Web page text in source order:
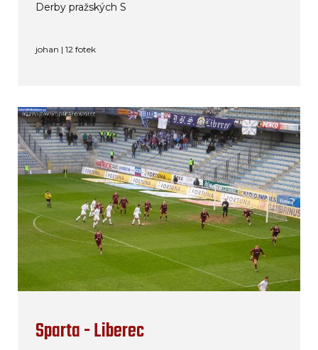
Derby pražských S
johan | 12 fotek
Sparta - Liberec